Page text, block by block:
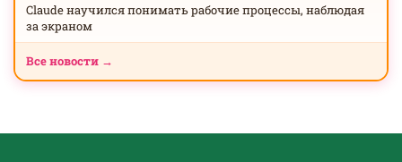
Claude научился понимать рабочие процессы, наблюдая
за экраном
Все новости →